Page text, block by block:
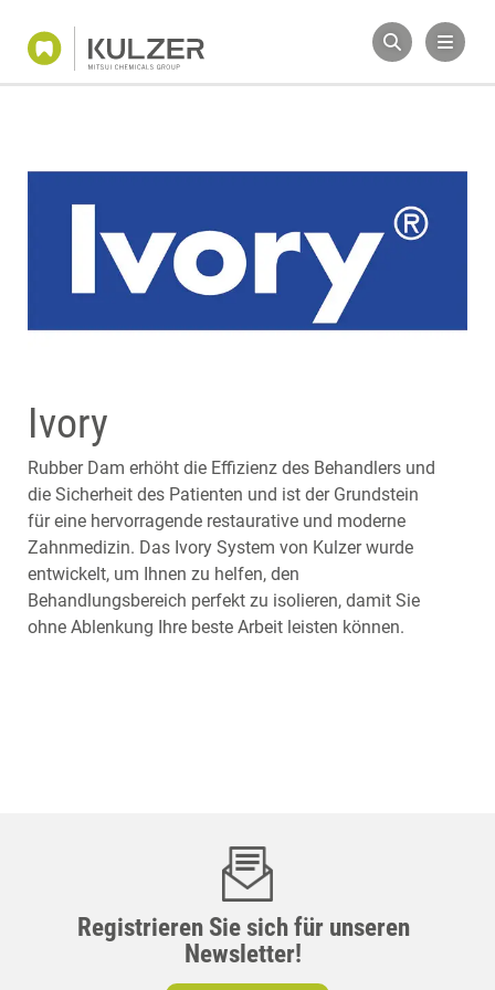
Ivory
Rubber Dam erhöht die Effizienz des Behandlers und
die Sicherheit des Patienten und ist der Grundstein
für eine hervorragende restaurative und moderne
Zahnmedizin. Das Ivory System von Kulzer wurde
entwickelt, um Ihnen zu helfen, den
Behandlungsbereich perfekt zu isolieren, damit Sie
ohne Ablenkung Ihre beste Arbeit leisten können.
Registrieren Sie sich für unseren
Newsletter!